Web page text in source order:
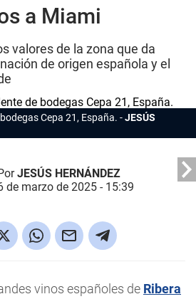
a Miami
valores de la zona que da
de origen española y el
Cepa 21, España.
JESÚS
JESÚS HERNÁNDEZ
de marzo de 2025 - 15:39
vinos españoles de Ribera